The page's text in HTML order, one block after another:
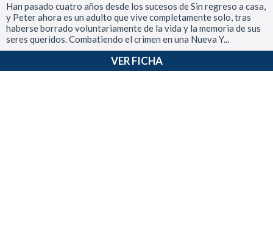
Han pasado cuatro años desde los sucesos de Sin regreso a casa,
y Peter ahora es un adulto que vive completamente solo, tras
haberse borrado voluntariamente de la vida y la memoria de sus
seres queridos. Combatiendo el crimen en una Nueva Y...
VER FICHA